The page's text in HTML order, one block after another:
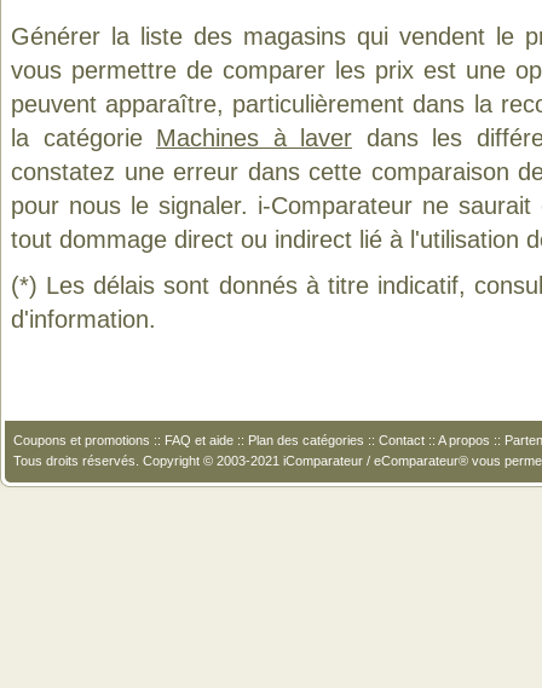
Générer la liste des magasins qui vendent le
vous permettre de comparer les prix est une
peuvent apparaître, particulièrement dans la
la catégorie Machines à laver dans les
constatez une erreur dans cette comparaison
pour nous le signaler. i-Comparateur ne
tout dommage direct ou indirect lié à l'utilisation
(*) Les délais sont donnés à titre indicatif,
d'information.
Coupons et promotions :: FAQ et aide :: Plan des catégories :: Contact :: A propos ::
Tous droits réservés. Copyright © 2003-2021 iComparateur / eComparateur® vous